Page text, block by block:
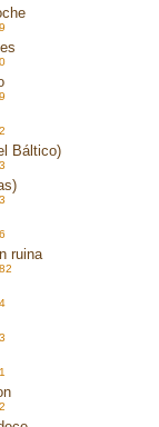
Báltico)
ruina